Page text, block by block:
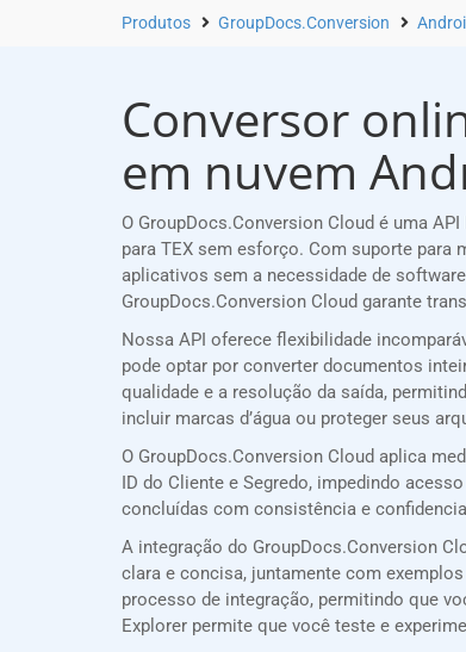
Produtos GroupDocs.Conversion
Conversor
em nuvem
O GroupDocs.Conversion Cloud é uma
para TEX sem esforço. Com suporte para
aplicativos sem a necessidade de
GroupDocs.Conversion Cloud garante
Nossa API oferece flexibilidade
pode optar por converter documentos
qualidade e a resolução da saída,
incluir marcas d’água ou proteger seus
O GroupDocs.Conversion Cloud aplica
ID do Cliente e Segredo, impedindo
concluídas com consistência e
A integração do GroupDocs.Conversion
clara e concisa, juntamente com
processo de integração, permitindo que
Explorer permite que você teste e